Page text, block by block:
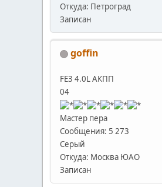
Откуда: Петроград
Записан
goffin
FE3 4.0L АКПП
04
Мастер пера
Сообщения: 5 273
Серый
Откуда: Москва ЮАО
Записан